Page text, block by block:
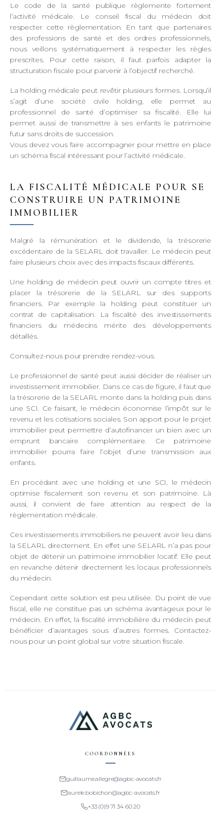
Le code de la santé publique règlemente fortement
l’activité médicale. Le conseil fiscal du médecin doit
respecter cette règlementation. En tant que partenaires
des professions de santé et des ordres professionnels,
nous veillons systématiquement à respecter les règles
prescrites. Pour cette raison, il faut parfois adapter la
structuration fiscale pour parvenir à l’objectif recherché.
La holding médicale peut revêtir plusieurs formes. Lorsqu’il
s’agit d’une société civile holding, elle permet au
professionnel de santé d’optimiser sa fiscalité. Elle lui
permet aussi de transmettre à ses enfants le patrimoine
futur sans droits de succession.
Vous devez vous faire accompagner pour mettre en place
un schéma fiscal intéressant pour l’activité médicale.
LA FISCALITÉ MÉDICALE POUR SE
CONSTRUIRE UN PATRIMOINE
IMMOBILIER
Malgré la rémunération et le dividende, la trésorerie
excédentaire de la SELARL doit travailler. Le médecin peut
faire plusieurs choix avec des impacts fiscaux différents.
Une holding de médecin peut ouvrir un compte titres et
placer la trésorerie de la SELARL sur des supports
financiers. Par exemple la holding peut constituer un
contrat de capitalisation. La fiscalité des investissements
financiers du médecins mérite des développements
détaillés.
Consultez-nous pour prendre rendez-vous.
Le professionnel de santé peut aussi décider de réaliser un
investissement immobilier. Dans ce cas de figure, il faut que
la trésorerie de la SELARL monte dans la holding puis dans
une SCI. Ce faisant, le médecin économise l’impôt sur le
revenu et les cotisations sociales. Son apport pour le projet
immobilier peut permettre d’autofinancer un bien avec un
emprunt bancaire complémentaire. Ce patrimoine
immobilier pourra faire l’objet d’une transmission aux
enfants.
En procédant avec une holding et une SCI, le médecin
optimise fiscalement son revenu et son patrimoine. Là
aussi, il convient de faire attention au respect de la
règlementation médicale.
Ces investissements immobiliers ne peuvent avoir lieu dans
la SELARL directement. En effet une SELARL n’a pas pour
objet de détenir un patrimoine immobilier locatif. Elle peut
en revanche détenir directement les locaux professionnels
du médecin.
Cependant cette solution est peu utilisée. Du point de vue
fiscal, elle ne constitue pas un schéma avantageux pour le
médecin. En effet, la fiscalité immobilière du médecin peut
bénéficier d’avantages sous d’autres formes. Contactez-
nous pour un point global sur votre situation fiscale.
COORDONNÉES
guillaume.allegre@agbc-avocats.fr
aurele.bobichon@agbc-avocats.fr
+33 (0)9 71 34 60 20